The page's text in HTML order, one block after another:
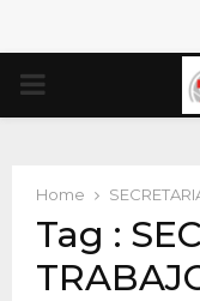
PRIMARY
Home
Tag :